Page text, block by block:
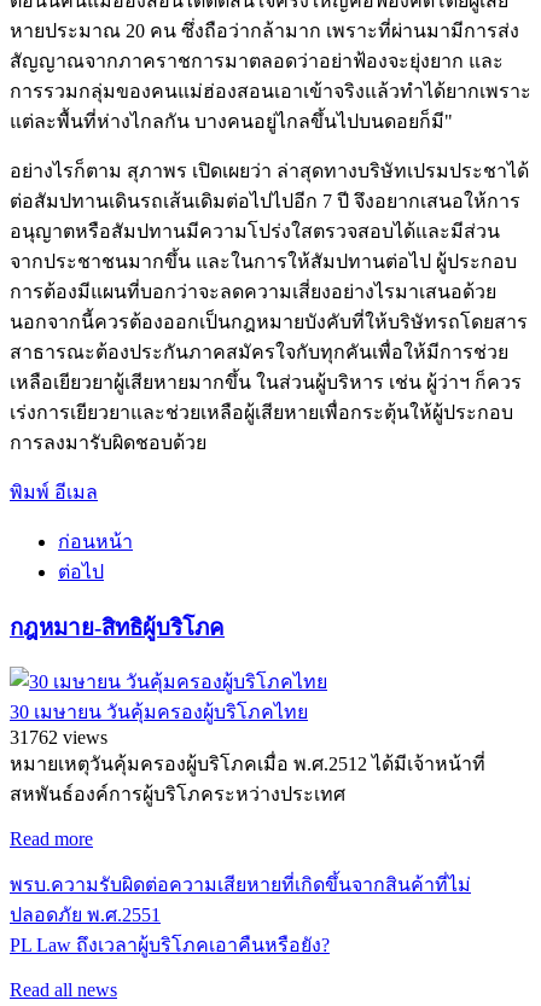
หายประมาณ 20 คน ซึ่งถือว่ากล้ามาก เพราะที่ผ่านมามีการส่ง
สัญญาณจากภาคราชการมาตลอดว่าอย่าฟ้องจะยุ่งยาก และ
การรวมกลุ่มของคนแม่ฮ่องสอนเอาเข้าจริงแล้วทำได้ยากเพราะ
แต่ละพื้นที่ห่างไกลกัน บางคนอยู่ไกลขึ้นไปบนดอยก็มี"
อย่างไรก็ตาม สุภาพร เปิดเผยว่า ล่าสุดทางบริษัทเปรมประชาได้
ต่อสัมปทานเดินรถเส้นเดิมต่อไปไปอีก 7 ปี จึงอยากเสนอให้การ
อนุญาตหรือสัมปทานมีความโปร่งใสตรวจสอบได้และมีส่วน
จากประชาชนมากขึ้น และในการให้สัมปทานต่อไป ผู้ประกอบ
การต้องมีแผนที่บอกว่าจะลดความเสี่ยงอย่างไรมาเสนอด้วย
นอกจากนี้ควรต้องออกเป็นกฎหมายบังคับที่ให้บริษัทรถโดยสาร
สาธารณะต้องประกันภาคสมัครใจกับทุกคันเพื่อให้มีการช่วย
เหลือเยียวยาผู้เสียหายมากขึ้น ในส่วนผู้บริหาร เช่น ผู้ว่าฯ ก็ควร
เร่งการเยียวยาและช่วยเหลือผู้เสียหายเพื่อกระตุ้นให้ผู้ประกอบ
การลงมารับผิดชอบด้วย
พิมพ์ อีเมล
ก่อนหน้า
ต่อไป
กฎหมาย-สิทธิผู้บริโภค
30 เมษายน วันคุ้มครองผู้บริโภคไทย
31762 views
หมายเหตุวันคุ้มครองผู้บริโภคเมื่อ พ.ศ.2512 ได้มีเจ้าหน้าที่
สหพันธ์องค์การผู้บริโภคระหว่างประเทศ
Read more
พรบ.ความรับผิดต่อความเสียหายที่เกิดขึ้นจากสินค้าที่ไม่
ปลอดภัย พ.ศ.2551
PL Law ถึงเวลาผู้บริโภคเอาคืนหรือยัง?
Read all news